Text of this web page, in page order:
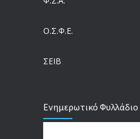
Ο.Σ.Φ.Ε.
ΣΕΙΒ
Ενημερωτικό Φυλλάδιο